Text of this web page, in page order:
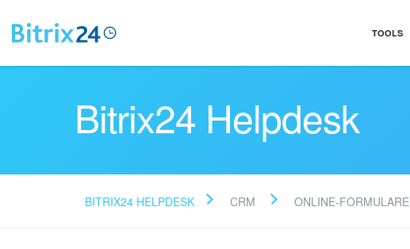
TOOLS
Bitrix24 Helpdesk
BITRIX24 HELPDESK CRM ONLINE-FORMULARE